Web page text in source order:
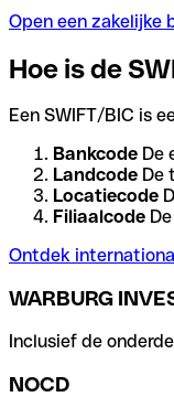
Open een zakelijke
Hoe is de
Een SWIFT/BIC is
Bankcode De
Landcode De
Locatiecode
Filiaalcode
Ontdek
WARBURG
Inclusief de
NOCD